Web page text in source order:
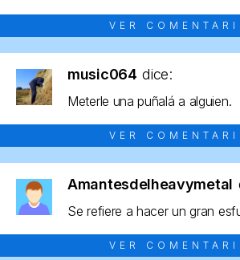
VER
music064 dice:
Meterle una puñalá a alguien.
VER
Amantesdelheavymetal
Se refiere a hacer un gran
VER